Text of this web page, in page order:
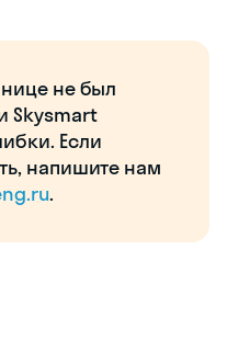
не был
Skysmart
Если
напишите нам
.